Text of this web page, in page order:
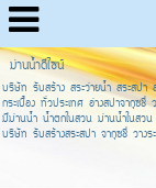
ม่านน้ำดีไซน์
บริษัท รับสร้าง สระว่ายน้ำ สระสปา
กระเบื้อง ทั่วประเทศ อ่างสปาจากุ
มีม่านน้ำ น้ำตกในสวน ม่านน้ำในสว
บริษัท รับสร้างสระสปา จากุซชี่ วาง